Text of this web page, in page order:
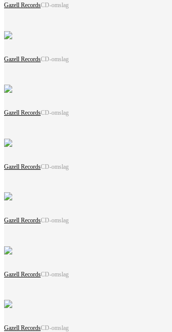
Gazell RecordsCD-omslag
Gazell RecordsCD-omslag
Gazell RecordsCD-omslag
Gazell RecordsCD-omslag
Gazell RecordsCD-omslag
Gazell RecordsCD-omslag
Gazell RecordsCD-omslag